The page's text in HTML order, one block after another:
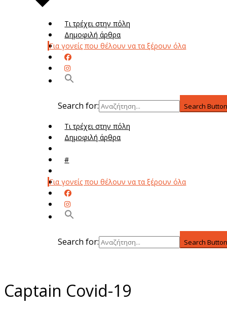
Τι τρέχει στην πόλη
Δημοφιλή άρθρα
Για γονείς που θέλουν να τα ξέρουν όλα
Search for: Search
Τι τρέχει στην πόλη
Δημοφιλή άρθρα
#
Για γονείς που θέλουν να τα ξέρουν όλα
Search for: Search
Captain Covid-19